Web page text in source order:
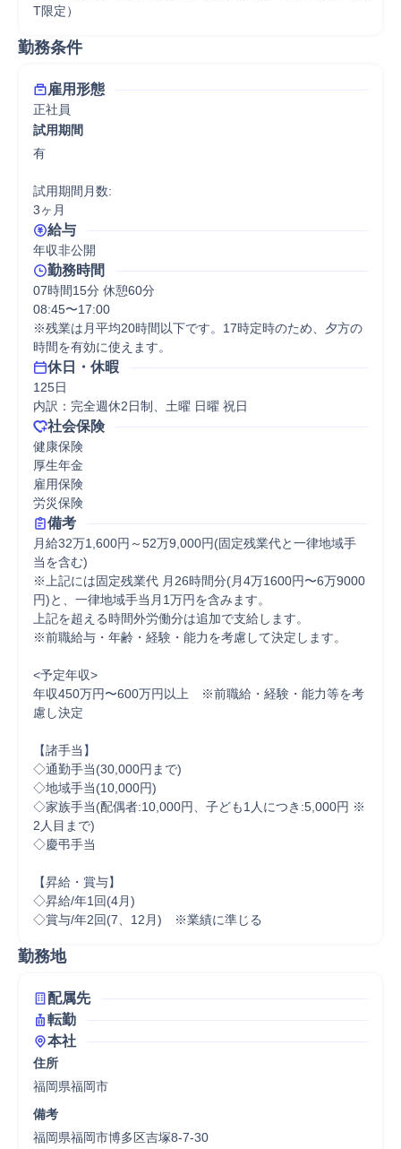
T限定）
勤務条件
雇用形態
正社員
試用期間
有
試用期間月数:
3ヶ月
給与
年収非公開
勤務時間
07時間15分 休憩60分
08:45〜17:00
※残業は月平均20時間以下です。17時定時のため、夕方の
時間を有効に使えます。
休日・休暇
125日
内訳：完全週休2日制、土曜 日曜 祝日
社会保険
健康保険
厚生年金
雇用保険
労災保険
備考
月給32万1,600円～52万9,000円(固定残業代と一律地域手
当を含む)
※上記には固定残業代 月26時間分(月4万1600円〜6万9000
円)と、一律地域手当月1万円を含みます。
上記を超える時間外労働分は追加で支給します。
※前職給与・年齢・経験・能力を考慮して決定します。
<予定年収>
年収450万円〜600万円以上　※前職給・経験・能力等を考
慮し決定
【諸手当】
◇通勤手当(30,000円まで)
◇地域手当(10,000円)
◇家族手当(配偶者:10,000円、子ども1人につき:5,000円 ※
2人目まで)
◇慶弔手当
【昇給・賞与】
◇昇給/年1回(4月)
◇賞与/年2回(7、12月)　※業績に準じる
勤務地
配属先
転勤
本社
住所
福岡県福岡市
備考
福岡県福岡市博多区吉塚8-7-30